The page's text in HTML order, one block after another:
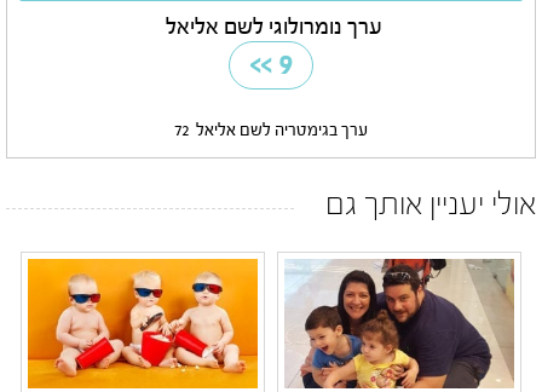
ערך נומרולוגי לשם אליאל
9
>>
ערך בגימטריה לשם אליאל 72
אולי יעניין אותך גם